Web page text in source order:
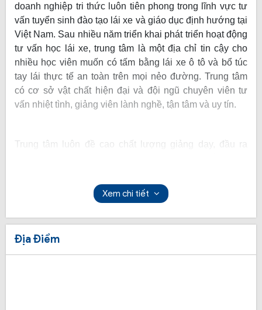
doanh nghiệp tri thức luôn tiên phong trong lĩnh vực tư
vấn tuyển sinh đào tạo lái xe và giáo dục định hướng tại
Việt Nam. Sau nhiều năm triển khai phát triển hoạt động
tư vấn học lái xe, trung tâm là một địa chỉ tin cậy cho
nhiều học viên muốn có tấm bằng lái xe ô tô và bổ túc
tay lái thực tế an toàn trên mọi nẻo đường. Trung tâm
có cơ sở vật chất hiện đại và đội ngũ chuyên viên tư
vấn nhiệt tình, giảng viên lành nghề, tận tâm và uy tín.
Trung tâm luôn đề cao chất lượng giảng dạy, đầu ra
kiến thức về pháp luật an toàn giao thông.
Xem chi tiết
Địa Điểm